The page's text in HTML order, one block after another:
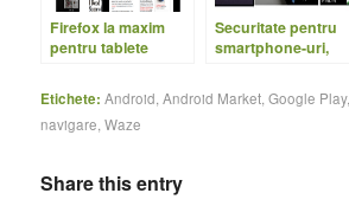
Firefox la maxim
pentru tablete
Securitate pentru
smartphone-uri,
Etichete: Android Android Market, Google Play,
navigare Waze
Share this entry